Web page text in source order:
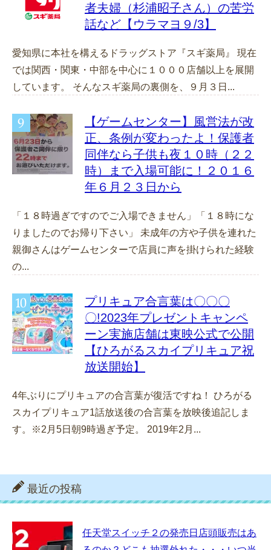
者夫婦（杉浦昭子さん）の苦労
話など【ウラマヨ９/3】
愛知県に本社を構えるドラッグストア『スギ薬局』 現在
では関西・関東・中部を中心に１０００店舗以上を展開
しています。 そんなスギ薬局の裏側を、９月３日...
【ゲームセンター】風営法が改
正、条例が変わったよ！保護者
同伴なら子供も夜１０時（２２
時）まで入場可能に！２０１６
年６月２３日から
「１８時過ぎですのでご入場できません」「１８時にな
りましたのでお帰り下さい」 未成年の方や子供を連れた
親御さんはゲームセンターで店員に声を掛けられた経験
の...
プリキュア合言葉は〇〇〇
〇!2023年プレゼントキャンペ
ーン実施店舗は東映公式で公開
【ひろがるスカイプリキュア祝
放送開始】
4年ぶりにプリキュアの合言葉が復活ですね！ ひろがる
スカイプリキュア1話放送後の合言葉を放映後追記しま
す。※2月5日朝9時過ぎ予定。 2019年2月...
最近の投稿
任天堂スイッチ２の発売日店頭販売はあ